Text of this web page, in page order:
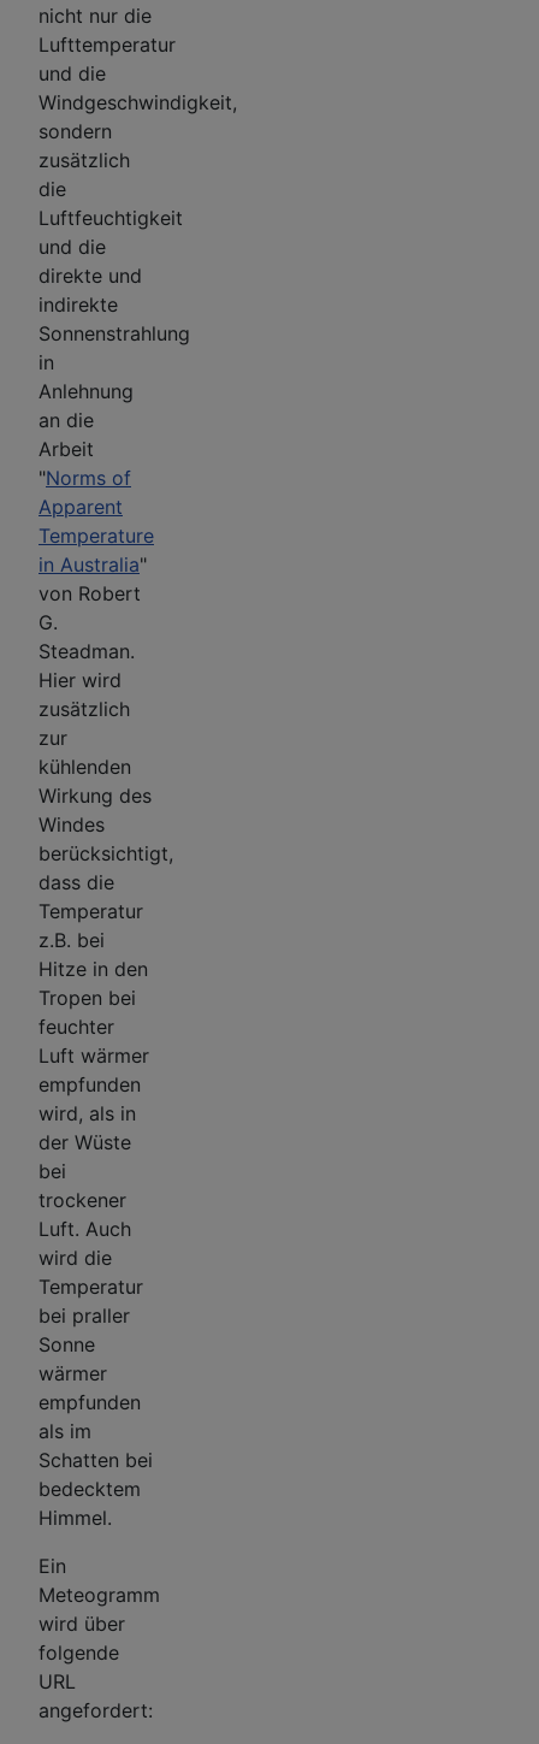
nicht nur die
Lufttemperatur
und die
Windgeschwindigkeit,
sondern
zusätzlich
die
Luftfeuchtigkeit
und die
direkte und
indirekte
Sonnenstrahlung
in
Anlehnung
an die
Arbeit
"Norms of
Apparent
Temperature
in Australia"
von Robert
G.
Steadman.
Hier wird
zusätzlich
zur
kühlenden
Wirkung des
Windes
berücksichtigt,
dass die
Temperatur
z.B. bei
Hitze in den
Tropen bei
feuchter
Luft wärmer
empfunden
wird, als in
der Wüste
bei
trockener
Luft. Auch
wird die
Temperatur
bei praller
Sonne
wärmer
empfunden
als im
Schatten bei
bedecktem
Himmel.
Ein
Meteogramm
wird über
folgende
URL
angefordert: